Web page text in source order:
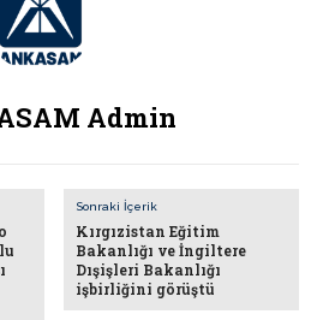
Admin
Sonraki İçerik
Kırgızistan Eğitim
Bakanlığı ve İngiltere
Dışişleri Bakanlığı
işbirliğini görüştü